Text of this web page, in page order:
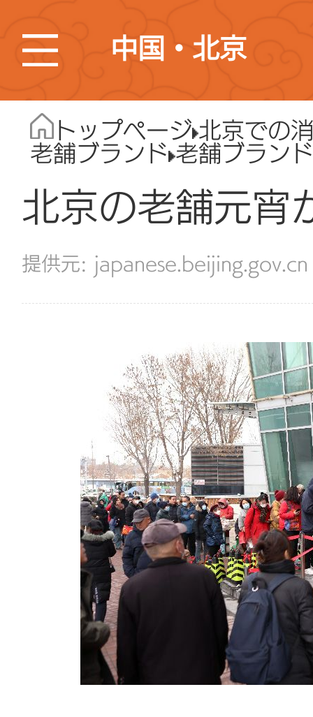
中国・北京
トップページ 北京での
老舗ブランド 老舗ブランド
北京の老舗元宵
japanese.beijing.gov.cn